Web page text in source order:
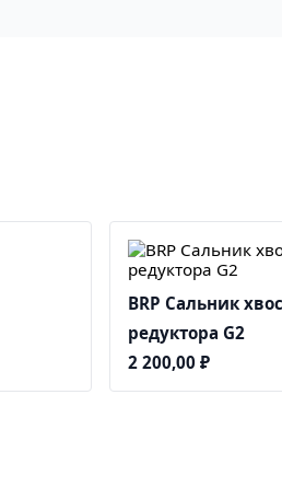
BRP Сальник
редуктора G2
2 200,00 ₽